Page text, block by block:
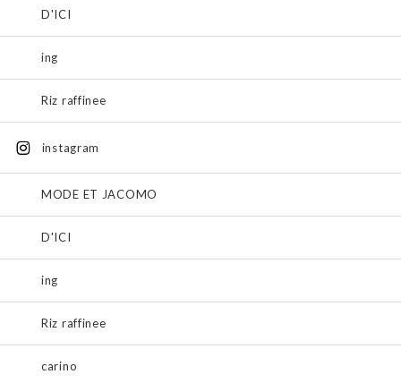
D'ICI
ing
Riz raffinee
instagram
MODE ET JACOMO
D'ICI
ing
Riz raffinee
carino